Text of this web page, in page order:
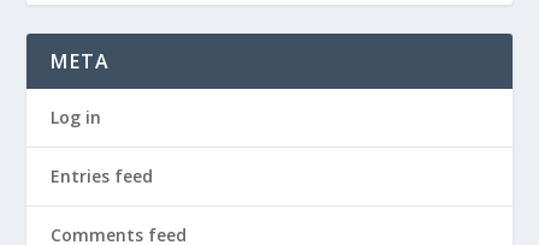
META
Log in
Entries feed
Comments feed